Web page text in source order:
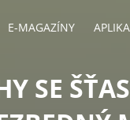
E-MAGAZÍNY
SE